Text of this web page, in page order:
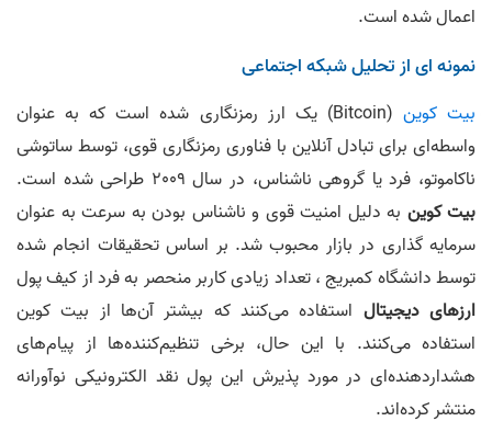
اعمال شده است.
نمونه ای از تحلیل شبکه‌ اجتماعی
بیت کوین
(Bitcoin) یک ارز رمزنگاری شده است که به عنوان
واسطه‌ای برای تبادل آنلاین با فناوری رمزنگاری قوی، توسط ساتوشی
ناکاموتو، فرد یا گروهی ناشناس، در سال 2009 طراحی شده است.
بیت کوین به دلیل امنیت قوی و ناشناس بودن به سرعت به عنوان
سرمایه گذاری در بازار محبوب شد. بر اساس تحقیقات انجام شده
توسط دانشگاه کمبریج ، تعداد زیادی کاربر منحصر به فرد از کیف پول
ارزهای دیجیتال استفاده می‌کنند که بیشتر آن‌ها از بیت کوین
استفاده می‌کنند. با این حال، برخی تنظیم‌کننده‌ها از پیام‌های
هشداردهنده‌ای در مورد پذیرش این پول نقد الکترونیکی نوآورانه
منتشر کرده‌اند.